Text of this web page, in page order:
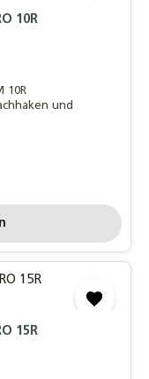
10R
10R
und
15R